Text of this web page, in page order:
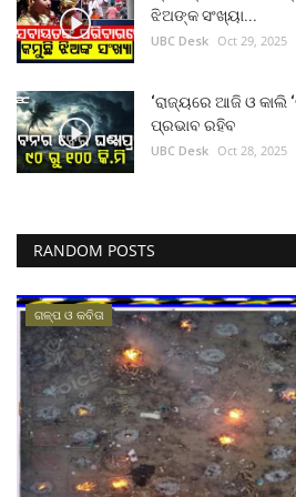
ଝିଅଙ୍କ ସଂଖ୍ୟା...
UBC Desk Oct 29, 2025
‘ରାଜ୍ୟରେ ଆଜି ଓ କାଲି
ପ୍ରଭାବ ରହିବ
UBC Desk Oct 28, 2025
RANDOM POSTS
ଗଳ୍ପ ଓ କବିତା